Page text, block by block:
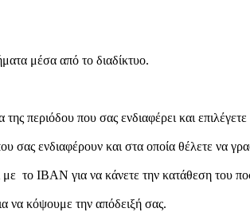
μέσα από το διαδίκτυο.
περιόδου που σας ενδιαφέρει και
σας ενδιαφέρουν και στα οποία θέλετε να
το IBAN για να κάνετε την κατάθεση του
να κόψουμε την απόδειξή σας.